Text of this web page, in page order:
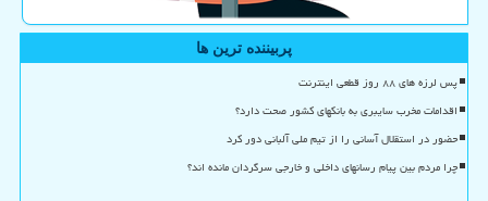
پربیننده ترین ها
پس لرزه های ۸۸ روز قطعی اینترنت
اقدامات مخرب سایبری به بانکهای کشور صحت دارد؟
حضور در استقلال آسانی را از تیم ملی آلبانی دور کرد
چرا مردم بین پیام رسانهای داخلی و خارجی سرگردان مانده اند؟